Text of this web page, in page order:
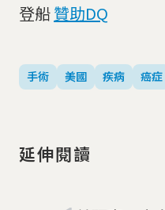
登船贊助DQ
手術 美國 疾病 癌症
延伸閱讀